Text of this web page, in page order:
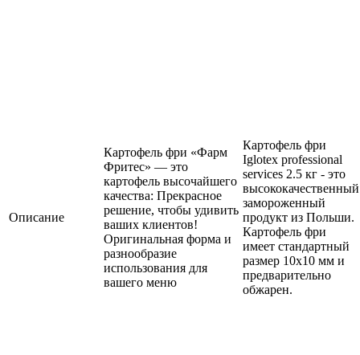
Описание
Картофель фри «Фарм
Фритес» — это
картофель высочайшего
качества: Прекрасное
решение, чтобы удивить
ваших клиентов!
Оригинальная форма и
разнообразие
использования для
вашего меню
Картофель фри
Iglotex professional
services 2.5 кг - это
высококачественный
замороженный
продукт из Польши.
Картофель фри
имеет стандартный
размер 10х10 мм и
предварительно
обжарен.